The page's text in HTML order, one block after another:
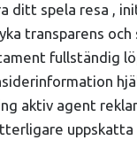
ditt spela resa ,
transparens
fullständig
aktiv agent
uppskatta